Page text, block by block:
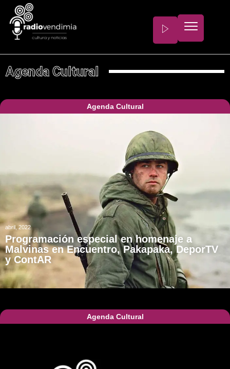
Agenda Cultural
Agenda Cultural
abril, 2022
Programación especial en homenaje a
Malvinas en Encuentro, Pakapaka, DeporTV
y ContAR
Agenda Cultural